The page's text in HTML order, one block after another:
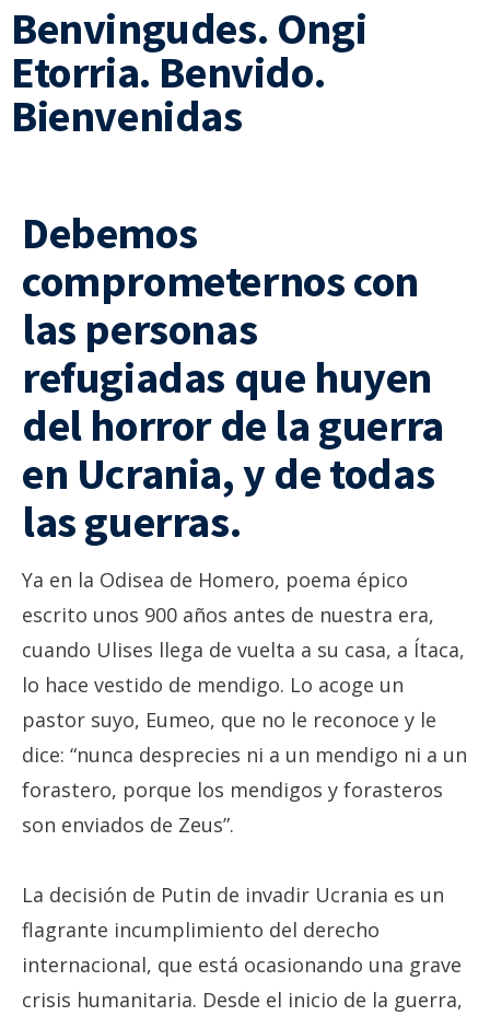
Benvingudes. Ongi
Etorria. Benvido.
Bienvenidas
Debemos
comprometernos con
las personas
refugiadas que huyen
del horror de la guerra
en Ucrania, y de todas
las guerras.
Ya en la Odisea de Homero, poema épico
escrito unos 900 años antes de nuestra era,
cuando Ulises llega de vuelta a su casa, a Ítaca,
lo hace vestido de mendigo. Lo acoge un
pastor suyo, Eumeo, que no le reconoce y le
dice: “nunca desprecies ni a un mendigo ni a un
forastero, porque los mendigos y forasteros
son enviados de Zeus”.
La decisión de Putin de invadir Ucrania es un
flagrante incumplimiento del derecho
internacional, que está ocasionando una grave
crisis humanitaria. Desde el inicio de la guerra,